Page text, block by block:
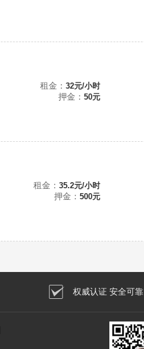
亲征皇帝，裂帛霍去病。上官婉儿，杨玉环，其他还有得基本都有，5小时起租，
租金： 32元/小时
押金： 50元
租金： 35.2元/小时
押金： 500元
权威认证 安全可靠